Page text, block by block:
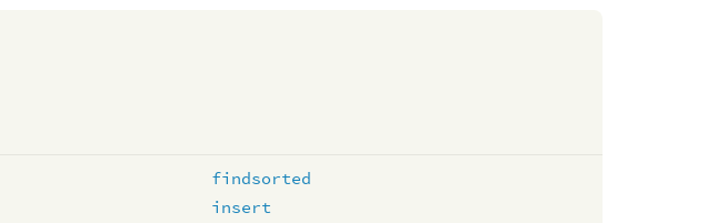
findsorted
insert